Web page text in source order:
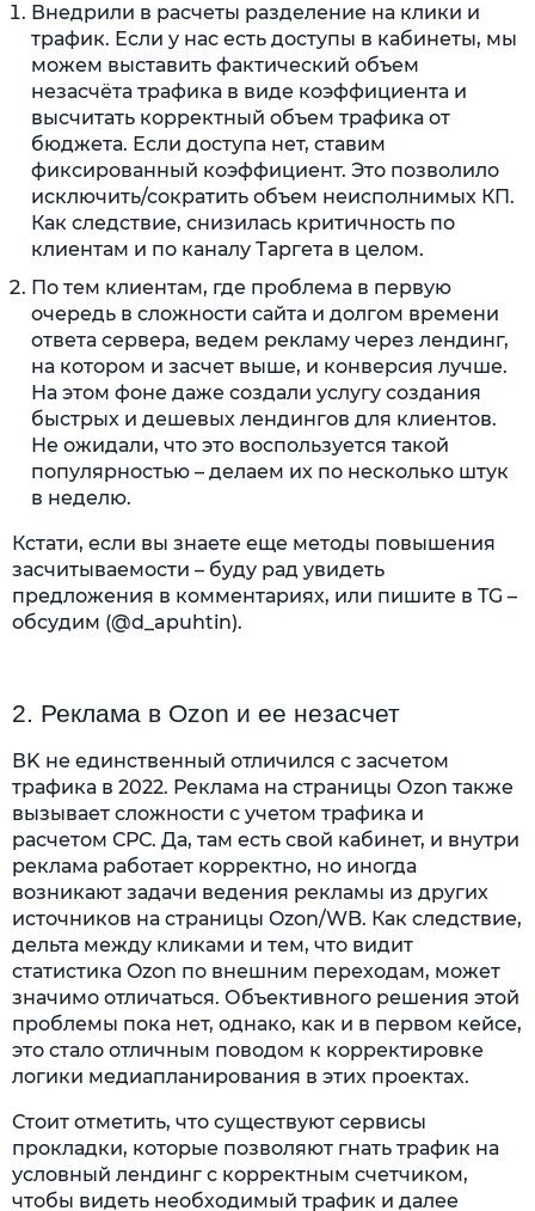
Внедрили в расчеты разделение на клики и
трафик. Если у нас есть доступы в кабинеты, мы
можем выставить фактический объем
незасчёта трафика в виде коэффициента и
высчитать корректный объем трафика от
бюджета. Если доступа нет, ставим
фиксированный коэффициент. Это позволило
исключить/сократить объем неисполнимых КП.
Как следствие, снизилась критичность по
клиентам и по каналу Таргета в целом.
По тем клиентам, где проблема в первую
очередь в сложности сайта и долгом времени
ответа сервера, ведем рекламу через лендинг,
на котором и засчет выше, и конверсия лучше.
На этом фоне даже создали услугу создания
быстрых и дешевых лендингов для клиентов.
Не ожидали, что это воспользуется такой
популярностью – делаем их по несколько штук
в неделю.
Кстати, если вы знаете еще методы повышения
засчитываемости – буду рад увидеть
предложения в комментариях, или пишите в TG –
обсудим (@d_apuhtin).
2. Реклама в Оzon и ее незасчет
ВK не единственный отличился с засчетом
трафика в 2022. Реклама на страницы Оzon также
вызывает сложности с учетом трафика и
расчетом СРС. Да, там есть свой кабинет, и внутри
реклама работает корректно, но иногда
возникают задачи ведения рекламы из других
источников на страницы Ozon/WB. Как следствие,
дельта между кликами и тем, что видит
статистика Ozon по внешним переходам, может
значимо отличаться. Объективного решения этой
проблемы пока нет, однако, как и в первом кейсе,
это стало отличным поводом к корректировке
логики медиапланирования в этих проектах.
Стоит отметить, что существуют сервисы
прокладки, которые позволяют гнать трафик на
условный лендинг с корректным счетчиком,
чтобы видеть необходимый трафик и далее